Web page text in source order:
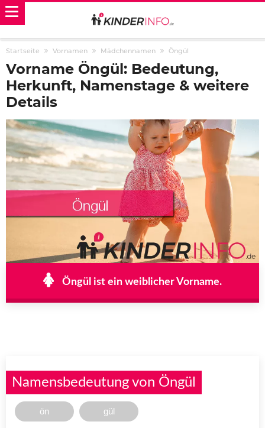
Startseite Vornamen Mädchennamen Öngül
Vorname Öngül: Bedeutung,
Herkunft, Namenstage & weitere
Details
Öngül ist ein weiblicher Vorname.
Namensbedeutung von Öngül
ön gül